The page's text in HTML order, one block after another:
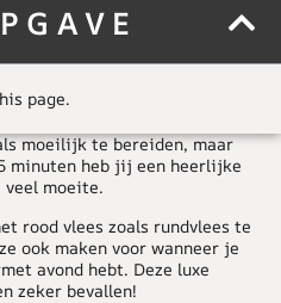
page.
moeilijk te bereiden, maar
minuten heb jij een heerlijke
veel moeite.
rood vlees zoals rundvlees te
ook maken voor wanneer je
avond hebt. Deze luxe
zeker bevallen!